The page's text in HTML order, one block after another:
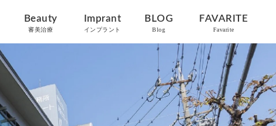
Beauty
審美治療
Imprant
インプラント
BLOG
Blog
FAVARITE
Favarite